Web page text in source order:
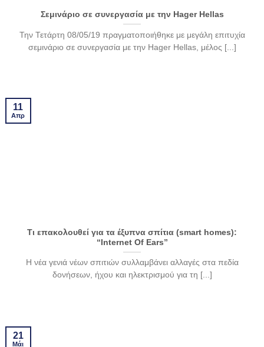
Σεμινάριο σε συνεργασία με την Hager Hellas
Την Τετάρτη 08/05/19 πραγματοποιήθηκε με μεγάλη επιτυχία
σεμινάριο σε συνεργασία με την Hager Hellas, μέλος [...]
Τι επακολουθεί για τα έξυπνα σπίτια (smart homes):
“Internet Of Ears”
Η νέα γενιά νέων σπιτιών συλλαμβάνει αλλαγές στα πεδία
δονήσεων, ήχου και ηλεκτρισμού για τη [...]
11
Απρ
21
Μάι